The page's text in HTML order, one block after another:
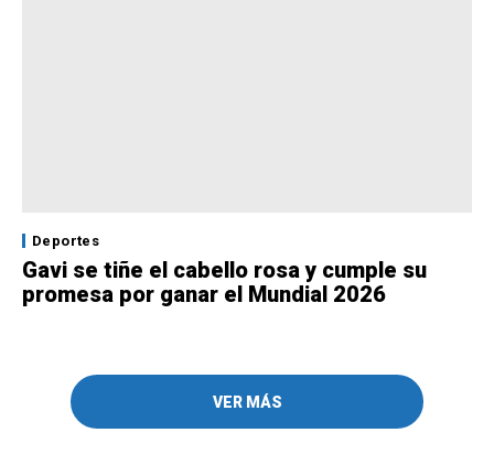
Deportes
Gavi se tiñe el cabello rosa y cumple su
promesa por ganar el Mundial 2026
VER MÁS